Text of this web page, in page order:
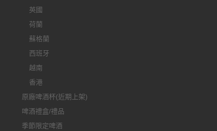
英國
荷蘭
蘇格蘭
西班牙
越南
香港
原廠啤酒杯(近期上架)
啤酒禮盒/禮品
季節限定啤酒